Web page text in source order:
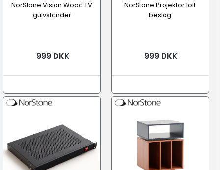
NorStone Vision Wood TV
gulvstander
999 DKK
NorStone Projektor loft
beslag
999 DKK